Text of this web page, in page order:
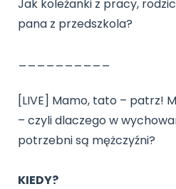
Jak koleżanki z pracy,
pana z przedszkola?
[LIVE] Mamo, tato – patrz!
– czyli dlaczego w
potrzebni są mężczyźni?
KIEDY?